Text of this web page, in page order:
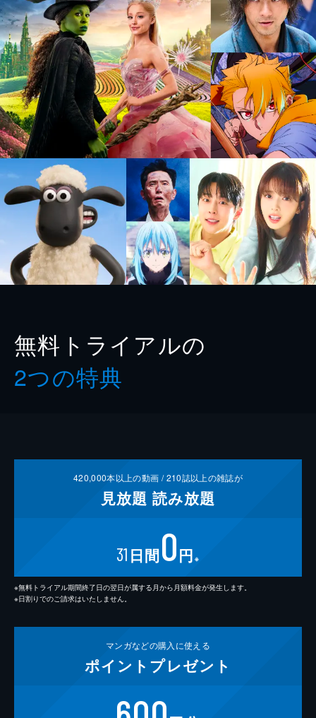
無料トライアルの
2つの特典
420,000本以上の動画 /210誌以上の雑誌が
見放題 読み放題
31 日間0円 ※
※無料トライアル期間終了日の翌日が属する月から月額料金が発生します。
※日割りでのご請求はいたしません。
マンガなどの購入に使える
ポイント プレゼント